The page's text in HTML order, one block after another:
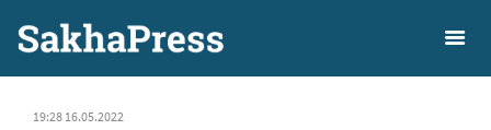
19:28 16.05.2022